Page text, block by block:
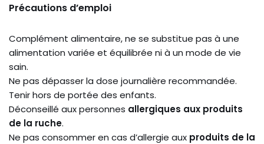
Précautions d’emploi
Complément alimentaire, ne se substitue pas à une
alimentation variée et équilibrée ni à un mode de vie
sain.
Ne pas dépasser la dose journalière recommandée.
Tenir hors de portée des enfants.
Déconseillé aux personnes allergiques aux produits
de la ruche.
Ne pas consommer en cas d’allergie aux produits de la